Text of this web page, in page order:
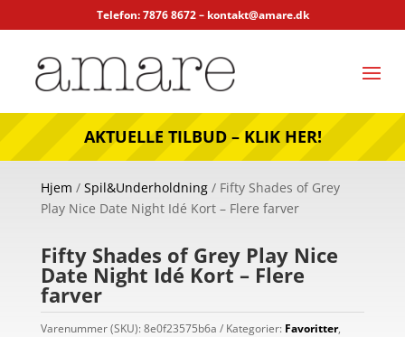
Telefon: 7876 8672 – kontakt@amare.dk
AKTUELLE TILBUD – KLIK HER!
Hjem / Spil&Underholdning/ Fifty Shades of Grey
Play Nice Date Night Idé Kort – Flere farver
Fifty Shades of Grey Play Nice
Date Night Idé Kort – Flere
farver
Varenummer (SKU): 8e0f23575b6a Kategorier: Favoritter,